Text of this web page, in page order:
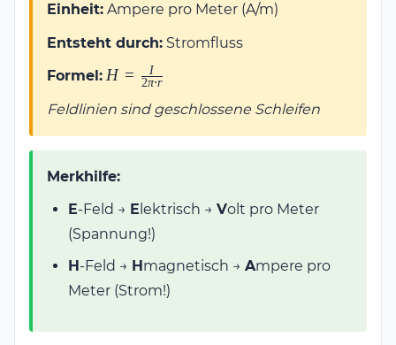
Einheit: Ampere pro Meter (A/m)
Entsteht durch: Stromfluss
Formel: H =
{2\pi
\cdot
H = 2π⋅r
I
Feldlinien sind geschlossene Schleifen
Merkhilfe:
E-Feld → E lektrisch → Volt pro Meter
(Spannung!)
H -Feld → H magnetisch → Ampere pro
Meter (Strom!)